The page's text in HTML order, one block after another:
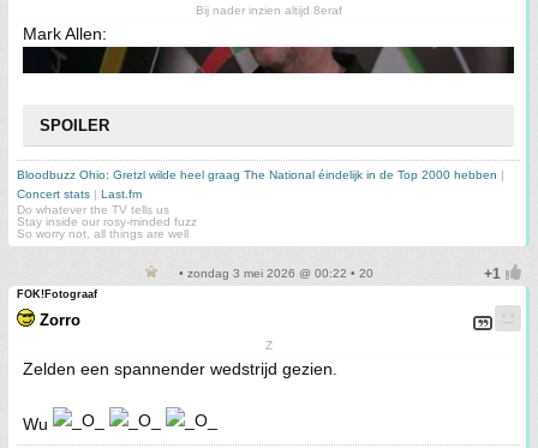
Bij nader inzien altijd 8eraf
Mark Allen:
SPOILER
Bloodbuzz Ohio: Gretzl wilde heel graag The National éindelijk in de Top 2000 hebben |
Concert stats | Last.fm
Do whatever the TV tells us
Stay inside our rosy-minded fuzz
So worry not, all things are well
• zondag 3 mei 2026 @ 00:22 • 20
FOK!Fotograaf
Zorro
Z
Zelden een spannender wedstrijd gezien.
Wu